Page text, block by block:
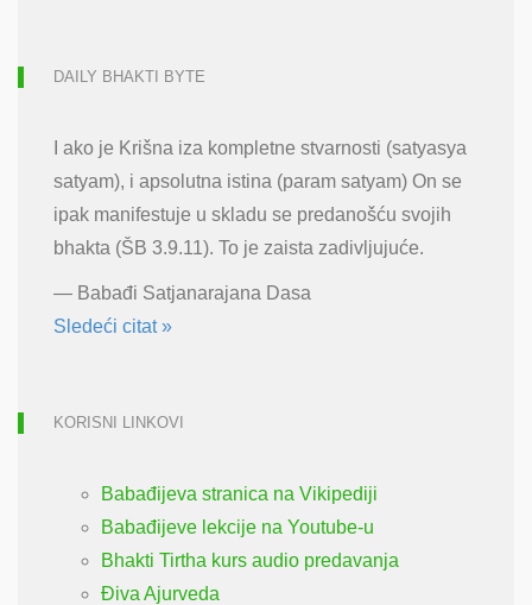
DAILY BHAKTI BYTE
I ako je Krišna iza kompletne stvarnosti (satyasya
satyam), i apsolutna istina (param satyam) On se
ipak manifestuje u skladu se predanošću svojih
bhakta (ŠB 3.9.11). To je zaista zadivljujuće.
— Babađi Satjanarajana Dasa
Sledeći citat »
KORISNI LINKOVI
Babađijeva stranica na Vikipediji
Babađijeve lekcije na Youtube-u
Bhakti Tirtha kurs audio predavanja
Điva Ajurveda